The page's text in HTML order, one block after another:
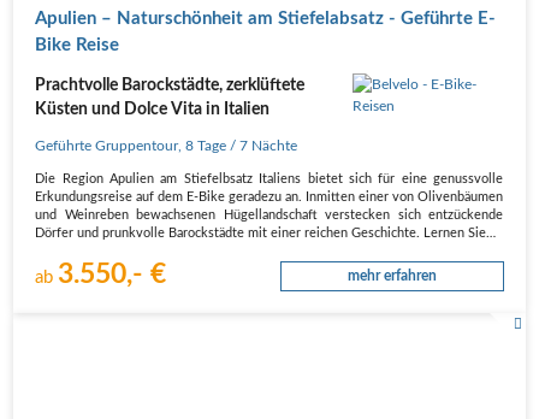
Apulien – Naturschönheit am Stiefelabsatz - Geführte E-
Bike Reise
Prachtvolle Barockstädte, zerklüftete
Küsten und Dolce Vita in Italien
Geführte Gruppentour,8 Tage / 7 Nächte
Die Region Apulien am Stiefelbsatz Italiens bietet sich für eine genussvolle
Erkundungsreise auf dem E-Bike geradezu an. Inmitten einer von Olivenbäumen
und Weinreben bewachsenen Hügellandschaft verstecken sich entzückende
Dörfer und prunkvolle Barockstädte mit einer reichen Geschichte. Lernen Sie…
ab 3.550,- € mehr erfahren